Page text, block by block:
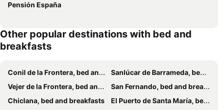
Pensión España
Other popular destinations with bed and
breakfasts
Conil de la Frontera, bed and breakfasts
Sanlúcar de Barrameda, bed and breakfasts
Vejer de la Frontera, bed and breakfasts
San Fernando, bed and breakfasts
Chiclana, bed and breakfasts
El Puerto de Santa María, bed and breakfasts